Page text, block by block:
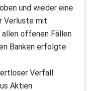
und wieder eine
Verluste mit
allen offenen Fällen
Banken erfolgte
Verfall
Aktien